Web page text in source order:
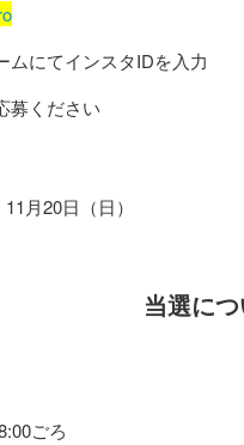
ムにてインスタIDを入力
募ください
月20日（日）
当選に
ごろ